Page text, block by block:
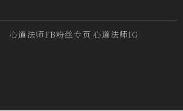
心道法师FB粉丝专页 心道法师IG